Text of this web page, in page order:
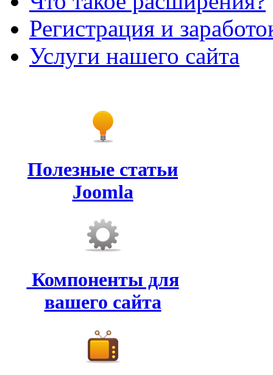
Регистрация и
Услуги нашего сайта
Полезные статьи
Joomla
Компоненты для
вашего сайта